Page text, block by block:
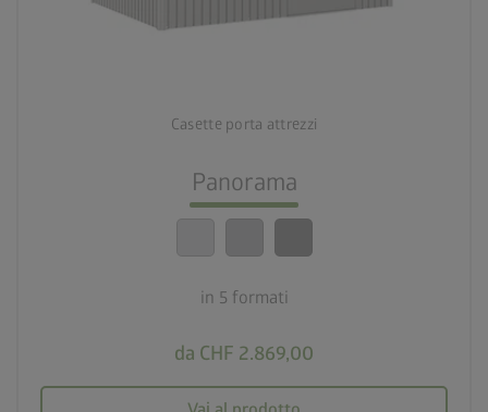
Casette porta attrezzi
Panorama
in 5 formati
da CHF 2.869,00
3 varianti di colore
Standard di sicurezza elevatissimi
calendar_month